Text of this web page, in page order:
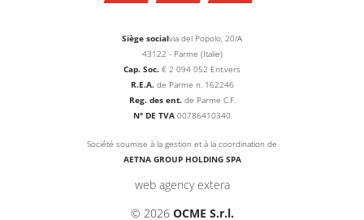
Siège socialvia del Popolo, 20/A
43122 - Parme (Italie)
Cap. Soc. € 2 094 052 Ent.vers
R.E.A.de Parme n. 162246
Reg. des ent.de Parme C.F.
N° DE TVA 00786410340
Société soumise à la gestion et à la coordination de
AETNA GROUP HOLDING SPA
web agency extera
© 2026 OCME S.r.l.